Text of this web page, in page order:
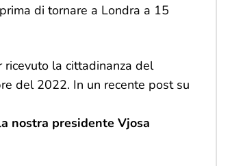
di tornare a Londra a 15
ricevuto la cittadinanza del
del 2022. In un recente post su
nostra presidente Vjosa